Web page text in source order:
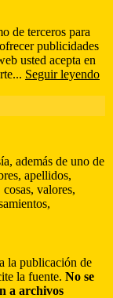
de terceros para
publicidades
usted acepta en
Seguir leyendo
además de uno de
apellidos,
valores,
la publicación de
la fuente. No se
a archivos